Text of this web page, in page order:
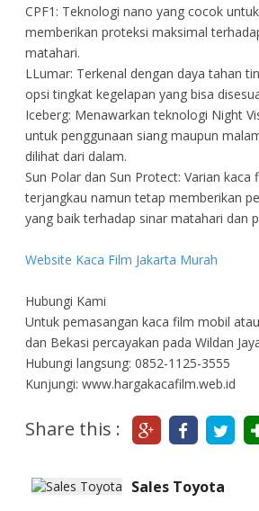
CPF1: Teknologi nano yang cocok
memberikan proteksi maksimal
matahari.
LLumar: Terkenal dengan daya tahan
opsi tingkat kegelapan yang bisa
Iceberg: Menawarkan teknologi Night
untuk penggunaan siang maupun
dilihat dari dalam.
Sun Polar dan Sun Protect: Varian kaca
terjangkau namun tetap memberikan
yang baik terhadap sinar matahari dan
Website Kaca Film Jakarta Murah
Hubungi Kami
Untuk pemasangan kaca film mobil
dan Bekasi percayakan pada Wildan
Hubungi langsung: 0852-1125-3555
Kunjungi: www.hargakacafilm.web.id
Share this :
Sales Toyota